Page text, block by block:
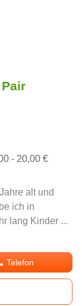
- 20,00 €
alt und
ich in
lang Kinder ...
Telefon